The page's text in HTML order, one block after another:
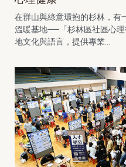
在群山與綠意環抱的杉林，有
溫暖基地──「杉林區社區⼼
地文化與語言，提供專業...